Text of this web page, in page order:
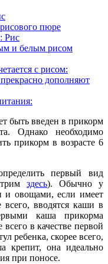
пюре
Рис
и белым рисом
с рисом:
дополняют
быть введен в прикорм
Однако необходимо
прикорм в возрасте 6
первый вид
здесь). Обычно у
и овощами, если имеет
всего, вводятся каши в
каша прикорма
в качестве первой
ребенка, скорее всего,
крепит, она идеально
при поносе.